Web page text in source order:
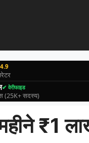
✔ वेरीफाइड
(25K+ सदस्य)
₹1